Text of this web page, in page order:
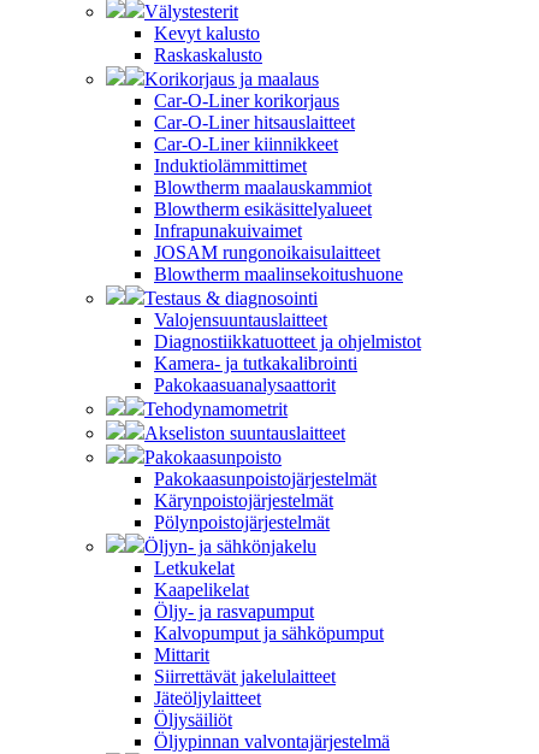
Välystesterit
Kevyt kalusto
Raskaskalusto
Korikorjaus ja maalaus
Car-O-Liner korikorjaus
Car-O-Liner hitsauslaitteet
Car-O-Liner kiinnikkeet
Induktiolämmittimet
Blowtherm maalauskammiot
Blowtherm esikäsittelyalueet
Infrapunakuivaimet
JOSAM rungonoikaisulaitteet
Blowtherm maalinsekoitushuone
Testaus & diagnosointi
Valojensuuntauslaitteet
Diagnostiikkatuotteet ja ohjelmistot
Kamera- ja tutkakalibrointi
Pakokaasuanalysaattorit
Tehodynamometrit
Akseliston suuntauslaitteet
Pakokaasunpoisto
Pakokaasunpoistojärjestelmät
Kärynpoistojärjestelmät
Pölynpoistojärjestelmät
Öljyn- ja sähkönjakelu
Letkukelat
Kaapelikelat
Öljy- ja rasvapumput
Kalvopumput ja sähköpumput
Mittarit
Siirrettävät jakelulaitteet
Jäteöljylaitteet
Öljysäiliöt
Öljypinnan valvontajärjestelmä